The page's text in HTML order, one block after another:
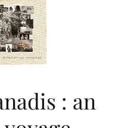
YUKIKO OCH PATRIK MÖTER
: an